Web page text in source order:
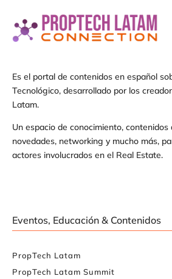
Es el portal de contenidos en español
Tecnológico, desarrollado por los
Latam.
Un espacio de conocimiento, contenidos
novedades, networking y mucho más,
actores involucrados en el Real Estate.
Eventos, Educación & Contenidos
PropTech Latam
PropTech Latam Summit